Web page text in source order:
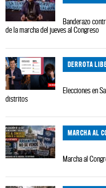
Banderazo
de la marcha del jueves al Congreso
DERROTA
Elecciones en
distritos
MARCHA AL
Marcha al